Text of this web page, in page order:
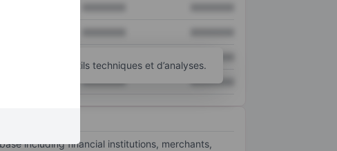
XXXXXXX XXXXXXX
à d’autres outils techniques et d’analyses.
including financial institutions, merchants,